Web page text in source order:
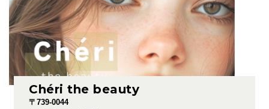
Chéri the beauty
〒739-0044